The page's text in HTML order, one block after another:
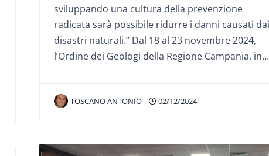
sviluppando una cultura della prevenzione
radicata sarà possibile ridurre i danni causati dai
disastri naturali.” Dal 18 al 23 novembre 2024,
l’Ordine dei Geologi della Regione Campania, in…
TOSCANO ANTONIO 02/12/2024